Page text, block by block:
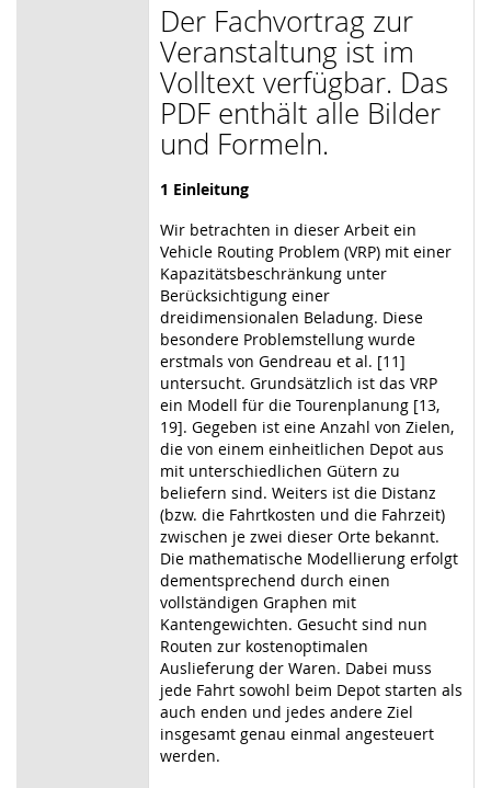
Der Fachvortrag zur
Veranstaltung ist im
Volltext verfügbar. Das
PDF enthält alle Bilder
und Formeln.
1 Einleitung
Wir betrachten in dieser Arbeit ein
Vehicle Routing Problem (VRP) mit einer
Kapazitätsbeschränkung unter
Berücksichtigung einer
dreidimensionalen Beladung. Diese
besondere Problemstellung wurde
erstmals von Gendreau et al. [11]
untersucht. Grundsätzlich ist das VRP
ein Modell für die Tourenplanung [13,
19]. Gegeben ist eine Anzahl von Zielen,
die von einem einheitlichen Depot aus
mit unterschiedlichen Gütern zu
beliefern sind. Weiters ist die Distanz
(bzw. die Fahrtkosten und die Fahrzeit)
zwischen je zwei dieser Orte bekannt.
Die mathematische Modellierung erfolgt
dementsprechend durch einen
vollständigen Graphen mit
Kantengewichten. Gesucht sind nun
Routen zur kostenoptimalen
Auslieferung der Waren. Dabei muss
jede Fahrt sowohl beim Depot starten als
auch enden und jedes andere Ziel
insgesamt genau einmal angesteuert
werden.